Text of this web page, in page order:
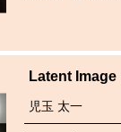
Latent Image
児玉 太一